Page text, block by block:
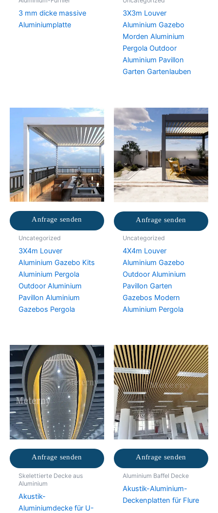
3 mm dicke massive
Aluminiumplatte
3X3m Louver
Aluminium Gazebo
Morden Aluminium
Pergola Outdoor
Aluminium Pavillon
Garten Gartenlauben
Anfrage senden
Uncategorized
3X4m Louver
Aluminium Gazebo Kits
Aluminium Pergola
Outdoor Aluminium
Pavillon Aluminium
Gazebos Pergola
Anfrage senden
Uncategorized
4X4m Louver
Aluminium Gazebo
Outdoor Aluminium
Pavillon Garten
Gazebos Modern
Aluminium Pergola
Anfrage senden
Skelettierte Decke aus
Aluminium
Akustik-
Aluminiumdecke für U-
Anfrage senden
Aluminium Baffel Decke
Akustik-Aluminium-
Deckenplatten für Flure